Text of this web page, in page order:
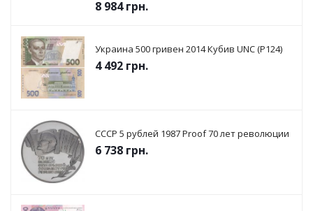
8 984грн.
Украина 500 гривен 2014 Кубив UNC (P124)
4 492 грн.
СССР 5 рублей 1987 Proof 70 лет революции
6 738 грн.